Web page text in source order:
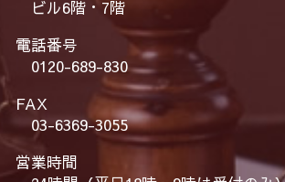
ビル6階・7階
電話番号
0120-689-830
FAX
03-6369-3055
営業時間